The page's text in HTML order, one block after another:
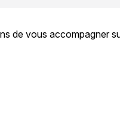
de vous accompagner